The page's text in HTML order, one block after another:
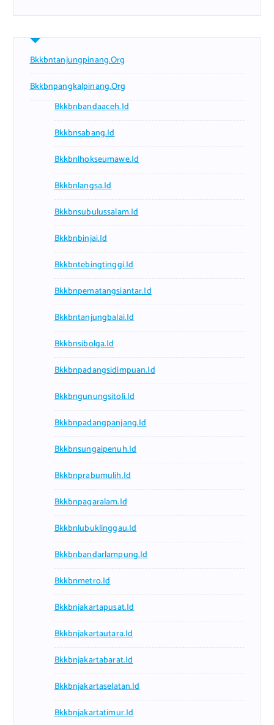
Bkkbntanjungpinang.org
Bkkbnpangkalpinang.org
Bkkbnbandaaceh.id
Bkkbnsabang.id
Bkkbnlhokseumawe.id
Bkkbnlangsa.id
Bkkbnsubulussalam.id
Bkkbnbinjai.id
Bkkbntebingtinggi.id
Bkkbnpematangsiantar.id
Bkkbntanjungbalai.id
Bkkbnsibolga.id
Bkkbnpadangsidimpuan.id
Bkkbngunungsitoli.id
Bkkbnpadangpanjang.id
Bkkbnsungaipenuh.id
Bkkbnprabumulih.id
Bkkbnpagaralam.id
Bkkbnlubuklinggau.id
Bkkbnbandarlampung.id
Bkkbnmetro.id
Bkkbnjakartapusat.id
Bkkbnjakartautara.id
Bkkbnjakartabarat.id
Bkkbnjakartaselatan.id
Bkkbnjakartatimur.id